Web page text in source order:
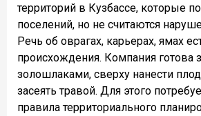
территорий в Кузбассе, которые
поселений, но не считаются
Речь об оврагах, карьерах, ямах
происхождения. Компания готова
золошлаками, сверху нанести
засеять травой. Для этого
правила территориального